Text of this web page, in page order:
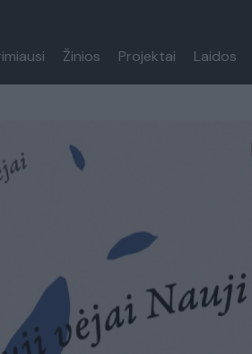
Žinios Projektai Laidos